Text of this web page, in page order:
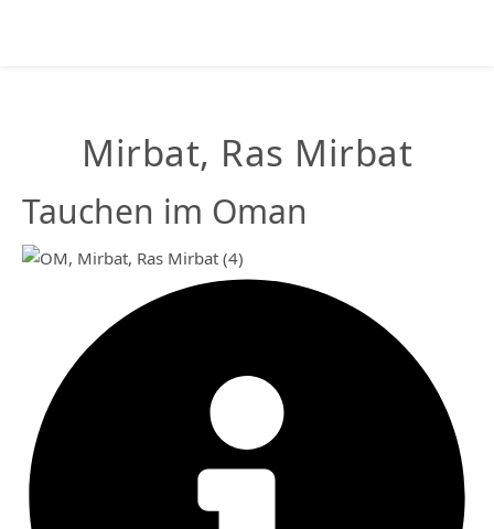
Mirbat, Ras Mirbat
Tauchen im Oman